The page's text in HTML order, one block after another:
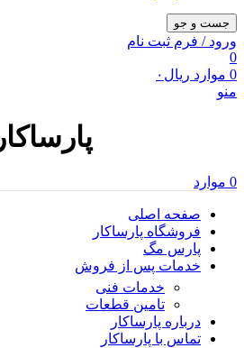
جست و جو
ورود / فرم ثبت نام
0
0 موارد ریال ۰
منو
پارساکار
0 موارد
صفحه اصلی
فروشگاه پارساکار
پارس مگ
خدمات پس از فروش
خدمات فنی
تامین قطعات
درباره پارساکار
تماس با پارساکار